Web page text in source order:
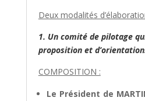
Deux modalités
1. Un comité de pilotage
proposition et
COMPOSITION :
Le Président de